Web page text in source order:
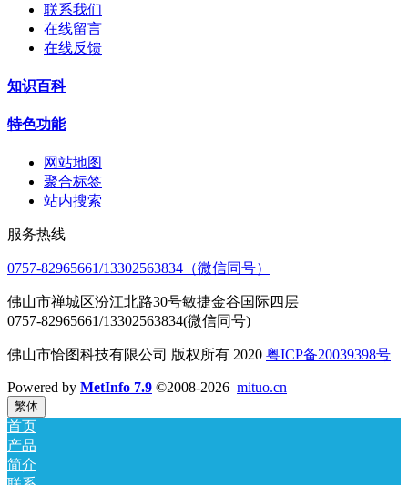
联系我们
在线留言
在线反馈
知识百科
特色功能
网站地图
聚合标签
站内搜索
服务热线
0757-82965661/13302563834（微信同号）
佛山市禅城区汾江北路30号敏捷金谷国际四层
0757-82965661/13302563834(微信同号)
佛山市恰图科技有限公司 版权所有 2020 粤ICP备20039398号
Powered by MetInfo 7.9 ©2008-2026 mituo.cn
繁体
首页
产品
简介